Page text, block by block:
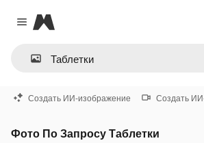
Close menu
Magnific
Создать ИИ-изображение Создать
Фото По Запросу Таблетки